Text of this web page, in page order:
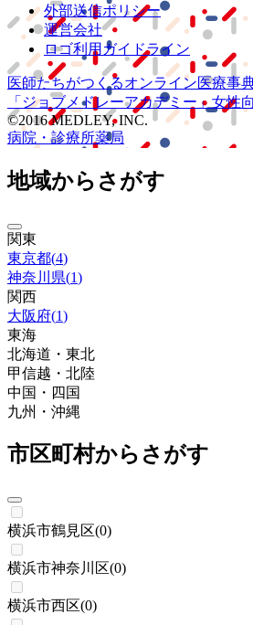
外部送信ポリシー
運営会社
ロゴ利用ガイドライン
医師たちがつくるオンライン医療事
「ジョブメドレーアカデミー」 女性
©2016 MEDLEY, INC.
病院・診療所薬局
地域からさがす
関東
東京都(4)
神奈川県(1)
関西
大阪府(1)
東海
北海道・東北
甲信越・北陸
中国・四国
九州・沖縄
市区町村からさがす
横浜市鶴見区(0)
横浜市神奈川区(0)
横浜市西区(0)